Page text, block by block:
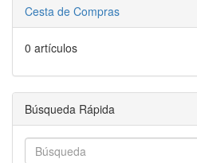
Cesta de Compras
0 artículos
Búsqueda Rápida